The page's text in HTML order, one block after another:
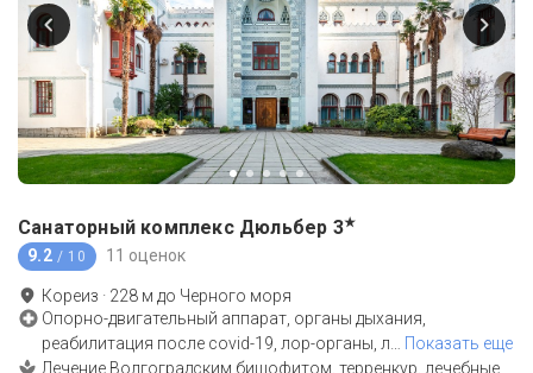
Санаторный комплекс Дюльбер 3★
9.2 / 10 11 оценок
Кореиз · 228 м до Черного моря
Опорно-двигательный аппарат, органы дыхания,
реабилитация после covid-19, лор-органы, л
Показать еще
Лечение Волгоградским бишофитом, терренкур, лечебные